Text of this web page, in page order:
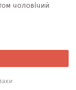
чоловічий